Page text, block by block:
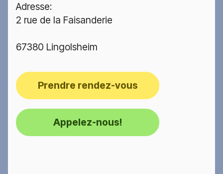
Adresse:
2 rue de la Faisanderie
67380 Lingolsheim
Prendre rendez-vous
Appelez-nous!